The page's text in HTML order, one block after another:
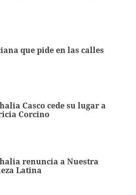
que pide en las calles
Casco cede su lugar a
Corcino
renuncia a Nuestra
Latina